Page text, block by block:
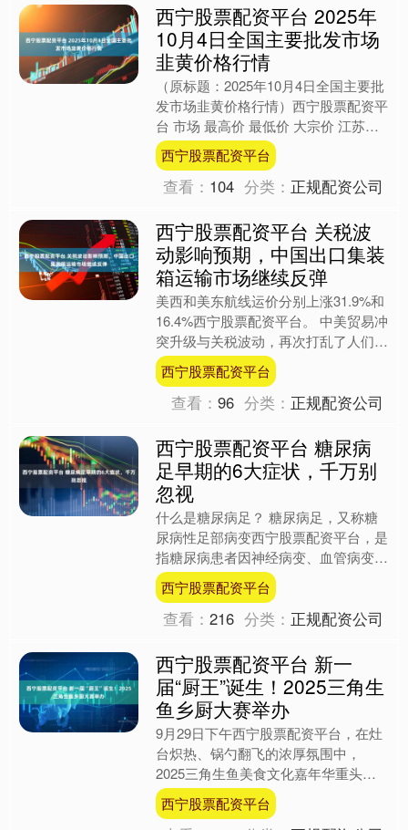
西宁股票配资平台 2025年
10月4日全国主要批发市场
韭黄价格行情
（原标题：2025年10月4日全国主要批
发市场韭黄价格行情）西宁股票配资平
台 市场 最高价 最低价 大宗价 江苏凌
家塘市场发展有限公司 16.00 10.00 ....
西宁股票配资平台
查看： 104 分类： 正规配资公司
西宁股票配资平台 关税波
动影响预期，中国出口集装
箱运输市场继续反弹
美西和美东航线运价分别上涨31.9%和
16.4%西宁股票配资平台。 中美贸易冲
突升级与关税波动，再次打乱了人们的
预期，影响了外贸商品出运节奏。 近
期，中国出口集....
西宁股票配资平台
查看：96 分类： 正规配资公司
西宁股票配资平台 糖尿病
足早期的6大症状，千万别
忽视
什么是糖尿病足？ 糖尿病足，又称糖
尿病性足部病变西宁股票配资平台，是
指糖尿病患者因神经病变、血管病变、
感染等多种因素导致的足部疾病。其主
要表现为足部疼痛、溃疡、....
西宁股票配资平台
查看：216 分类： 正规配资公司
西宁股票配资平台 新一
届“厨王”诞生！2025三角生
鱼乡厨大赛举办
9月29日下午西宁股票配资平台，在灶
台炽热、锅勺翻飞的浓厚氛围中，
2025三角生鱼美食文化嘉年华重头戏
之一——2025三角生鱼乡厨大赛火热
开赛。14名本地厨师大....
西宁股票配资平台